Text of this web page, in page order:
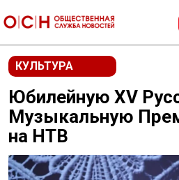
КУЛЬТУРА
Юбилейную XV
Музыкальную
на НТВ